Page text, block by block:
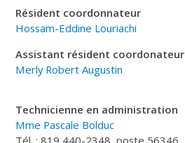
Résident coordonnateur
Hossam-Eddine Louriachi
Assistant résident coordonateur
Merly Robert Augustin
Technicienne en administration
Mme Pascale Bolduc